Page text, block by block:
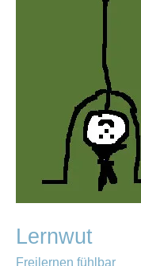
Lernwut
Freilernen fühlbar